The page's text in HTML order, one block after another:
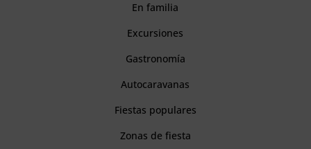
En familia
Excursiones
Gastronomía
Autocaravanas
Fiestas populares
Zonas de fiesta